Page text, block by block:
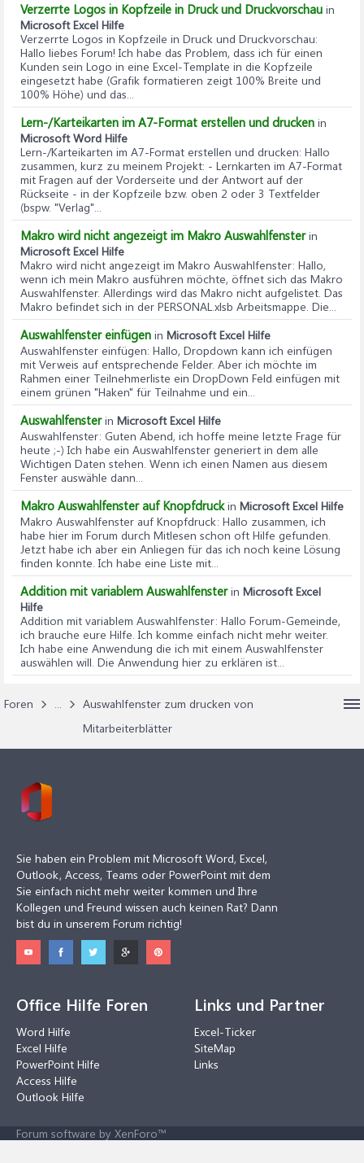
Verzerrte Logos in Kopfzeile in Druck und Druckvorschau in
Microsoft Excel Hilfe
Verzerrte Logos in Kopfzeile in Druck und Druckvorschau:
Hallo liebes Forum! Ich habe das Problem, dass ich für einen
Kunden sein Logo in eine Excel-Template in die Kopfzeile
eingesetzt habe (Grafik formatieren zeigt 100% Breite und
100% Höhe) und das...
Lern-/Karteikarten im A7-Format erstellen und drucken in
Microsoft Word Hilfe
Lern-/Karteikarten im A7-Format erstellen und drucken: Hallo
zusammen, kurz zu meinem Projekt: - Lernkarten im A7-Format
mit Fragen auf der Vorderseite und der Antwort auf der
Rückseite - in der Kopfzeile bzw. oben 2 oder 3 Textfelder
(bspw. "Verlag"...
Makro wird nicht angezeigt im Makro Auswahlfensterin
Microsoft Excel Hilfe
Makro wird nicht angezeigt im Makro Auswahlfenster: Hallo,
wenn ich mein Makro ausführen möchte, öffnet sich das Makro
Auswahlfenster. Allerdings wird das Makro nicht aufgelistet. Das
Makro befindet sich in der PERSONAL.xlsb Arbeitsmappe. Die...
Auswahlfenster einfügen in Microsoft Excel Hilfe
Auswahlfenster einfügen: Hallo, Dropdown kann ich einfügen
mit Verweis auf entsprechende Felder. Aber ich möchte im
Rahmen einer Teilnehmerliste ein DropDown Feld einfügen mit
einem grünen "Haken" für Teilnahme und ein...
Auswahlfensterin Microsoft Excel Hilfe
Auswahlfenster: Guten Abend, ich hoffe meine letzte Frage für
heute ;-) Ich habe ein Auswahlfenster generiert in dem alle
Wichtigen Daten stehen. Wenn ich einen Namen aus diesem
Fenster auswähle dann...
Makro Auswahlfenster auf Knopfdruckin Microsoft Excel Hilfe
Makro Auswahlfenster auf Knopfdruck: Hallo zusammen, ich
habe hier im Forum durch Mitlesen schon oft Hilfe gefunden.
Jetzt habe ich aber ein Anliegen für das ich noch keine Lösung
finden konnte. Ich habe eine Liste mit...
Addition mit variablem Auswahlfensterin Microsoft Excel
Hilfe
Addition mit variablem Auswahlfenster: Hallo Forum-Gemeinde,
ich brauche eure Hilfe. Ich komme einfach nicht mehr weiter.
Ich habe eine Anwendung die ich mit einem Auswahlfenster
auswählen will. Die Anwendung hier zu erklären ist...
Foren ...
Auswahlfenster zum drucken von
Mitarbeiterblätter
Sie haben ein Problem mit Microsoft Word, Excel,
Outlook, Access, Teams oder PowerPoint mit dem
Sie einfach nicht mehr weiter kommen und Ihre
Kollegen und Freund wissen auch keinen Rat? Dann
bist du in unserem Forum richtig!
Office Hilfe Foren
Word Hilfe
Excel Hilfe
PowerPoint Hilfe
Access Hilfe
Outlook Hilfe
Links und Partner
Excel-Ticker
SiteMap
Links
Forum software by XenForo™